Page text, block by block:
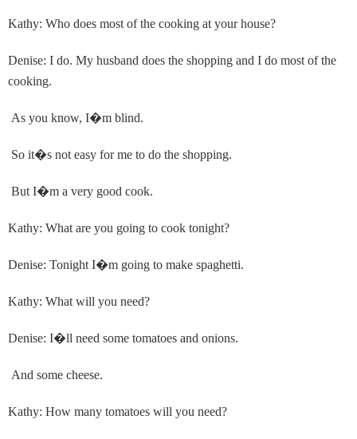
Kathy: Who does most of the cooking at your house?
Denise: I do. My husband does the shopping and I do most of the
cooking.
As you know, I�m blind.
So it�s not easy for me to do the shopping.
But I�m a very good cook.
Kathy: What are you going to cook tonight?
Denise: Tonight I�m going to make spaghetti.
Kathy: What will you need?
Denise: I�ll need some tomatoes and onions.
And some cheese.
Kathy: How many tomatoes will you need?